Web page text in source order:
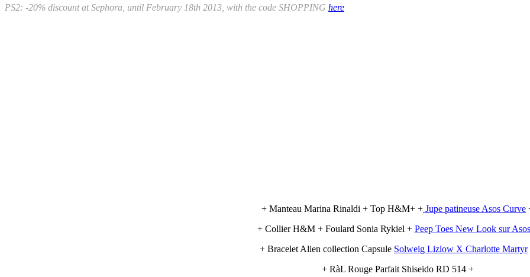
PS2: -20% discount at Sephora, until February 18th 2013, with the code SHOPPING here
+ Manteau Marina Rinaldi + Top H&M+ + Jupe patineuse Asos Curve
+ Collier H&M + Foulard Sonia Rykiel + Peep Toes New Look sur Asos
+ Bracelet Alien collection Capsule Solweig Lizlow X Charlotte Martyr
+ RàL Rouge Parfait Shiseido RD 514 +